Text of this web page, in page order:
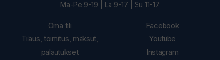
Oma tili
Tilaus, toimitus, maksut,
palautukset
Ma-Pe 9-19 | La 9-17 | Su 11-17
Facebook
Youtube
Instagram